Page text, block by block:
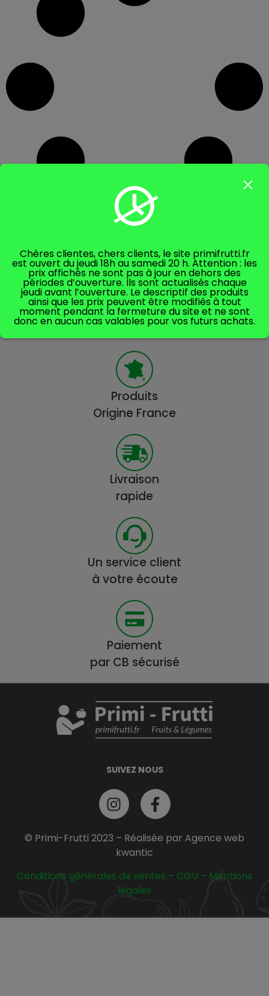
Produits
extra-frais
Produits
Origine France
Livraison
rapide
Un service client
à votre écoute
Paiement
par CB sécurisé
SUIVEZ NOUS
© Primi-Frutti 2023 – Réalisée par Agence web
kwantic
Conditions générales de ventes – CGU – Mentions
légales
Chères clientes, chers clients, le site primifrutti.fr
est ouvert du jeudi 18h au samedi 20 h. Attention : les
prix affichés ne sont pas à jour en dehors des
périodes d’ouverture. Ils sont actualisés chaque
jeudi avant l’ouverture. Le descriptif des produits
ainsi que les prix peuvent être modifiés à tout
moment pendant la fermeture du site et ne sont
donc en aucun cas valables pour vos futurs achats.